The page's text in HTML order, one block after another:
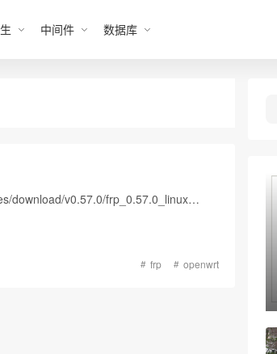
中间件 数据库
download/v0.57.0/frp_0.57.0_linux…
frp openwrt